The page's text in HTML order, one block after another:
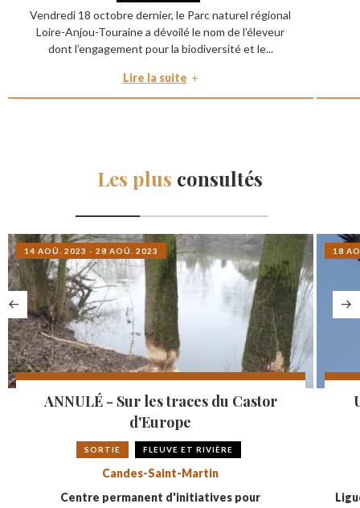
Vendredi 18 octobre dernier, le Parc naturel régional
Loire-Anjou-Touraine a dévoilé le nom de l’éleveur
dont l’engagement pour la biodiversité et le...
Lire la suite
Les plus consultés
14 AOÛ. 2023 - 28 AOÛ. 2023
ANNULÉ - Sur les traces du Castor
d'Europe
SORTIE FLEUVE ET RIVIÈRE
Candes-Saint-Martin
Centre permanent d'initiatives pour
18